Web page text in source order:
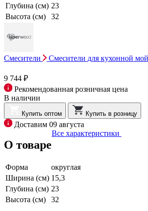
Глубина (см) 23
Высота (см)
32
Смесители Смесители для кухонной
9 744 ₽
Рекомендованная розничная цена
В наличии
Купить оптом Купить в розницу
Доставим 09 августа
О товаре
Все характеристики
Форма
округлая
Ширина (см) 15,3
Глубина (см) 23
Высота (см)
32